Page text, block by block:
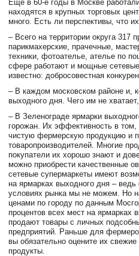
Еще в 60-е годы в Москве
находятся в крупных торговых
много. Есть ли перспективы, что
– Всего на территории округа 317
парикмахерские, прачечные,
техники, фотоателье, ателье по
сфере работают и мощные
известно: добросовестная
– В каждом московском районе и,
выходного дня. Чего им не
– В Зеленограде ярмарки
горожан. Их эффективность в
чистую фермерскую продукцию и
товаропроизводителей. Многие
покупатели их хорошо знают и
можно приобрести качественные
сетевые супермаркеты имеют
на ярмарках выходного дня –
условиях рынка мы не можем. Но
ценами по городу по данным
процентов всех мест на ярмарках
продают товары с личных
предприятий. Раньше для
вы обязательно оцените их
продукты.